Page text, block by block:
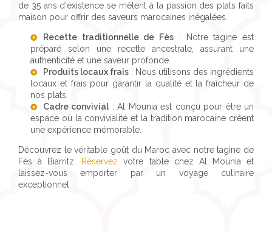
de 35 ans d'existence se mêlent à la passion des plats faits
maison pour offrir des saveurs marocaines inégalées.
Recette traditionnelle de Fès : Notre tagine est
préparé selon une recette ancestrale, assurant une
authenticité et une saveur profonde.
Produits locaux frais : Nous utilisons des ingrédients
locaux et frais pour garantir la qualité et la fraîcheur de
nos plats.
Cadre convivial : Al Mounia est conçu pour être un
espace où la convivialité et la tradition marocaine créent
une expérience mémorable.
Découvrez le véritable goût du Maroc avec notre tagine de
Fès à Biarritz.
Réservez votre table chez Al Mounia et
laissez-vous emporter par un voyage culinaire
exceptionnel.